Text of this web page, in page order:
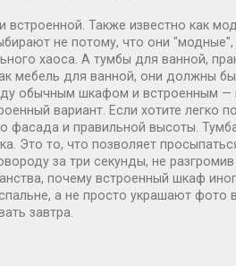
встроенной . Также известно как
не потому, что они
хаоса. А тумбы для ванной,
мебель для ванной, они должны
обычным шкафом и встроенным —
вариант. Если хотите легко
фасада и правильной высоты.
Это то, что позволяет
за три секунды, не разгромив
почему встроенный шкаф
а не просто украшают фото
завтра.